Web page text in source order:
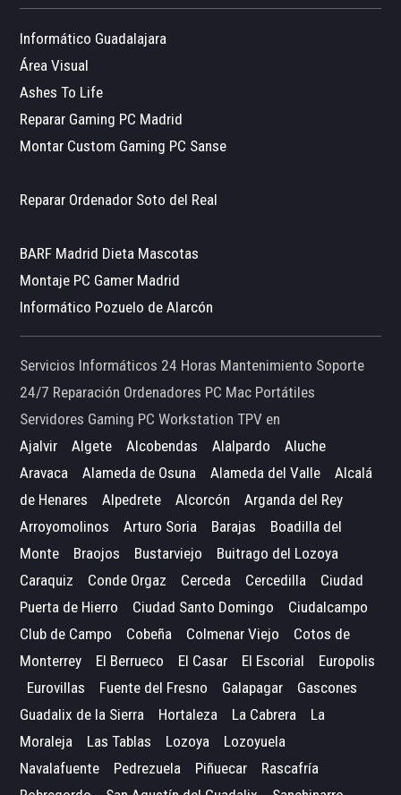
Informático Guadalajara
Área Visual
Ashes To Life
Reparar Gaming PC Madrid
Montar Custom Gaming PC Sanse
Reparar Ordenador Soto del Real
BARF Madrid Dieta Mascotas
Montaje PC Gamer Madrid
Informático Pozuelo de Alarcón
Servicios Informáticos 24 Horas Mantenimiento Soporte
24/7 Reparación Ordenadores PC Mac Portátiles
Servidores Gaming PC Workstation TPV en
Ajalvir
Algete Alcobendas Alalpardo
Aluche
Aravaca
Alameda de Osuna Alameda del Valle
Alcalá
de Henares
Alpedrete Alcorcón
Arganda del Rey
Arroyomolinos
Arturo Soria Barajas
Boadilla del
Monte
Braojos Bustarviejo
Buitrago del Lozoya
Caraquiz
Conde Orgaz Cerceda Cercedilla
Ciudad
Puerta de Hierro
Ciudad Santo Domingo
Ciudalcampo
Club de Campo
Cobeña Colmenar Viejo
Cotos de
Monterrey
El Berrueco El Casar El Escorial
Europolis
Eurovillas
Fuente del Fresno Galapagar
Gascones
Guadalix de la Sierra
Hortaleza La Cabrera
La
Moraleja
Las Tablas Lozoya
Lozoyuela
Navalafuente
Pedrezuela Piñuecar
Rascafría